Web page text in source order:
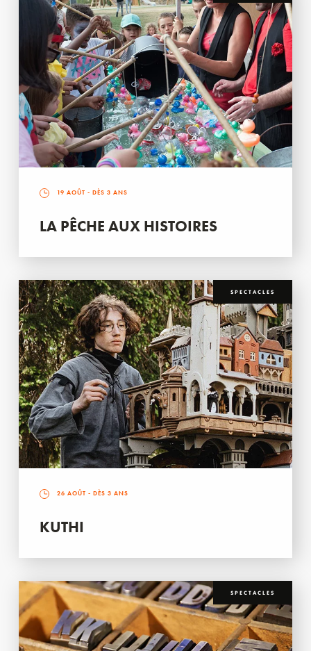
19 AOÛT - DÈS 3 ANS
LA PÊCHE AUX HISTOIRES
SPECTACLES
26 AOÛT - DÈS 3 ANS
KUTHI
SPECTACLES